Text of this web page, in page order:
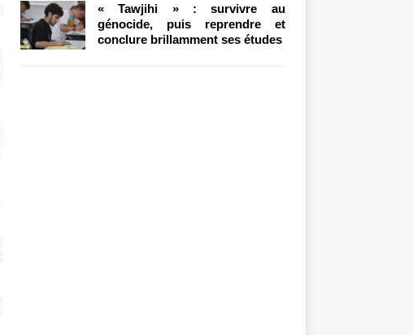
« Tawjihi » : survivre au
génocide, puis reprendre et
conclure brillamment ses études